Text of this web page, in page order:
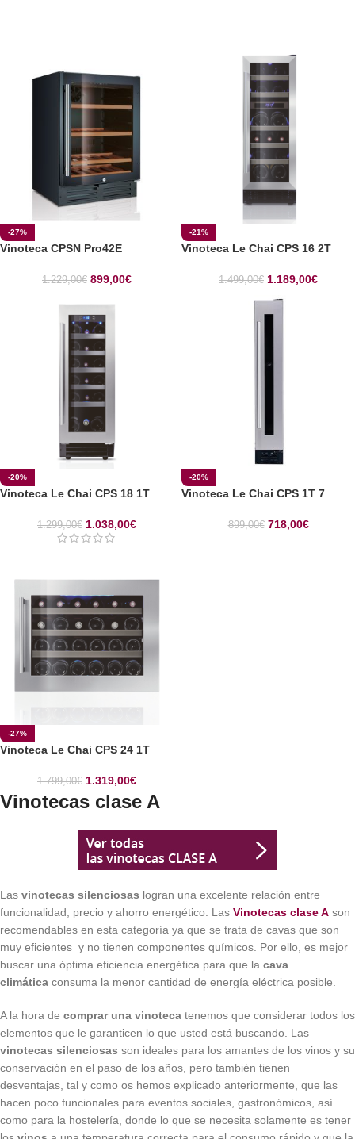
-27%
Vinoteca CPSN Pro42E
1.229,00€ 899,00€
-21%
Vinoteca Le Chai CPS 16 2T
1.499,00€ 1.189,00€
-20%
Vinoteca Le Chai CPS 18 1T
1.299,00€ 1.038,00€
-20%
Vinoteca Le Chai CPS 1T 7
899,00€ 718,00€
-27%
Vinoteca Le Chai CPS 24 1T
1.799,00€ 1.319,00€
Vinotecas clase A
Las vinotecas silenciosas logran una excelente relación entre
funcionalidad, precio y ahorro energético. Las Vinotecas clase A son
recomendables en esta categoría ya que se trata de cavas que son
muy eficientes y no tienen componentes químicos. Por ello, es mejor
buscar una óptima eficiencia energética para que la cava
climática consuma la menor cantidad de energía eléctrica posible.
A la hora de comprar una vinoteca tenemos que considerar todos los
elementos que le garanticen lo que usted está buscando. Las
vinotecas silenciosas son ideales para los amantes de los vinos y su
conservación en el paso de los años, pero también tienen
desventajas, tal y como os hemos explicado anteriormente, que las
hacen poco funcionales para eventos sociales, gastronómicos, así
como para la hostelería, donde lo que se necesita solamente es tener